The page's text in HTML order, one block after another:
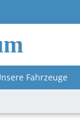
Fahrzeuge